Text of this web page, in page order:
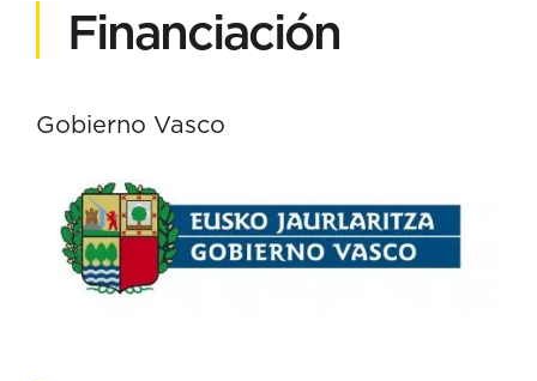
Financiación
Gobierno Vasco